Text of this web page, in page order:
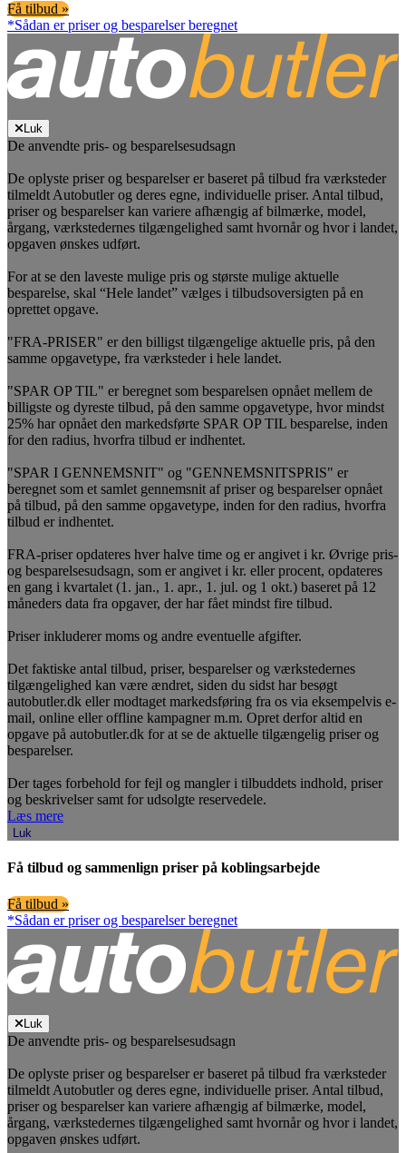
Få tilbud »
*Sådan er priser og besparelser beregnet
Luk
De anvendte pris- og besparelsesudsagn
De oplyste priser og besparelser er baseret på tilbud fra værksteder
tilmeldt Autobutler og deres egne, individuelle priser. Antal tilbud,
priser og besparelser kan variere afhængig af bilmærke, model,
årgang, værkstedernes tilgængelighed samt hvornår og hvor i landet,
opgaven ønskes udført.
For at se den laveste mulige pris og største mulige aktuelle
besparelse, skal “Hele landet” vælges i tilbudsoversigten på en
oprettet opgave.
"FRA-PRISER" er den billigst tilgængelige aktuelle pris, på den
samme opgavetype, fra værksteder i hele landet.
"SPAR OP TIL" er beregnet som besparelsen opnået mellem de
billigste og dyreste tilbud, på den samme opgavetype, hvor mindst
25% har opnået den markedsførte SPAR OP TIL besparelse, inden
for den radius, hvorfra tilbud er indhentet.
"SPAR I GENNEMSNIT" og "GENNEMSNITSPRIS" er
beregnet som et samlet gennemsnit af priser og besparelser opnået
på tilbud, på den samme opgavetype, inden for den radius, hvorfra
tilbud er indhentet.
FRA-priser opdateres hver halve time og er angivet i kr. Øvrige pris-
og besparelsesudsagn, som er angivet i kr. eller procent, opdateres
en gang i kvartalet (1. jan., 1. apr., 1. jul. og 1 okt.) baseret på 12
måneders data fra opgaver, der har fået mindst fire tilbud.
Priser inkluderer moms og andre eventuelle afgifter.
Det faktiske antal tilbud, priser, besparelser og værkstedernes
tilgængelighed kan være ændret, siden du sidst har besøgt
autobutler.dk eller modtaget markedsføring fra os via eksempelvis e-
mail, online eller offline kampagner m.m. Opret derfor altid en
opgave på autobutler.dk for at se de aktuelle tilgængelig priser og
besparelser.
Der tages forbehold for fejl og mangler i tilbuddets indhold, priser
og beskrivelser samt for udsolgte reservedele.
Læs mere
Luk
Få tilbud og sammenlign priser på koblingsarbejde
Få tilbud »
*Sådan er priser og besparelser beregnet
Luk
De anvendte pris- og besparelsesudsagn
De oplyste priser og besparelser er baseret på tilbud fra værksteder
tilmeldt Autobutler og deres egne, individuelle priser. Antal tilbud,
priser og besparelser kan variere afhængig af bilmærke, model,
årgang, værkstedernes tilgængelighed samt hvornår og hvor i landet,
opgaven ønskes udført.